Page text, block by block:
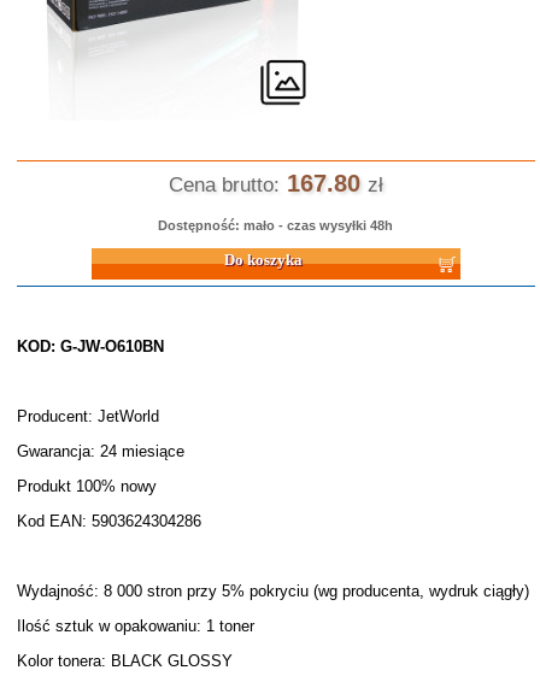
Cena brutto: 167.80 zł
Dostępność: mało - czas wysyłki 48h
Do koszyka
KOD: G-JW-O610BN
Producent: JetWorld
Gwarancja: 24 miesiące
Produkt 100% nowy
Kod EAN: 5903624304286
Wydajność: 8 000 stron przy 5% pokryciu (wg producenta, wydruk ciągły)
Ilość sztuk w opakowaniu: 1 toner
Kolor tonera: BLACK GLOSSY